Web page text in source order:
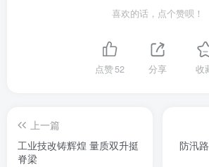
喜欢的话，点个赞呗！
点赞52 分享 收
上一篇
工业技改铸辉煌 量质双升挺
脊梁
防汛